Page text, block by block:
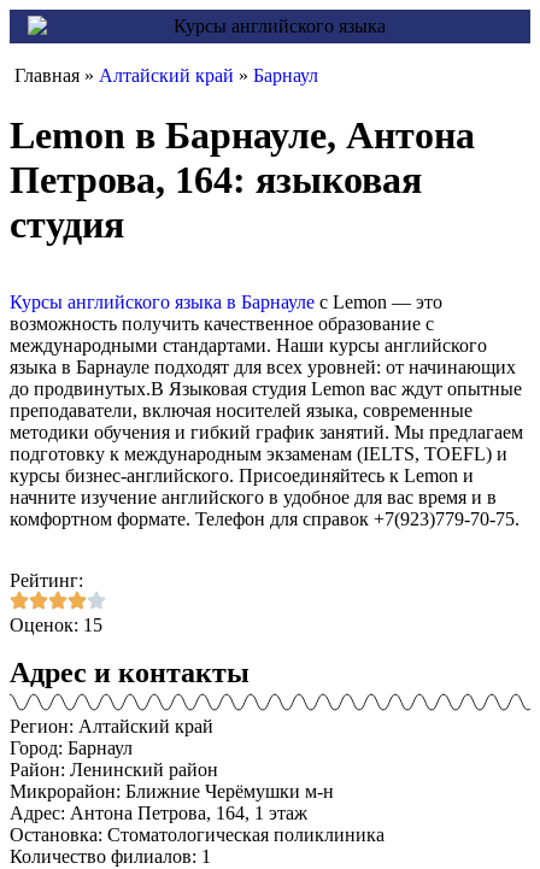
Главная » Алтайский край » Барнаул
Lemon в Барнауле, Антона
Петрова, 164: языковая
студия
Курсы английского языка в Барнауле с Lemon — это
возможность получить качественное образование с
международными стандартами. Наши курсы английского
языка в Барнауле подходят для всех уровней: от начинающих
до продвинутых.В Языковая студия Lemon вас ждут опытные
преподаватели, включая носителей языка, современные
методики обучения и гибкий график занятий. Мы предлагаем
подготовку к международным экзаменам (IELTS, TOEFL) и
курсы бизнес-английского. Присоединяйтесь к Lemon и
начните изучение английского в удобное для вас время и в
комфортном формате. Телефон для справок +7(923)779-70-75.
Рейтинг:
Оценок: 15
Адрес и контакты
Регион: Алтайский край
Город: Барнаул
Район: Ленинский район
Микрорайон: Ближние Черёмушки м-н
Адрес: Антона Петрова, 164, 1 этаж
Остановка: Стоматологическая поликлиника
Количество филиалов: 1